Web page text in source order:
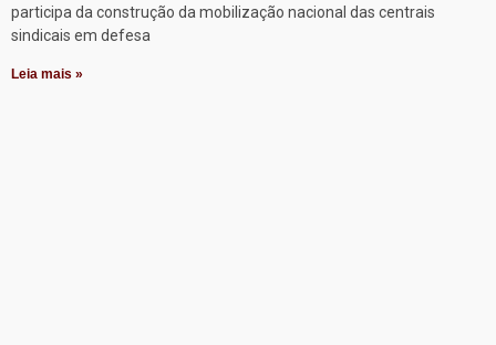
participa da construção da mobilização nacional das centrais
sindicais em defesa
Leia mais »